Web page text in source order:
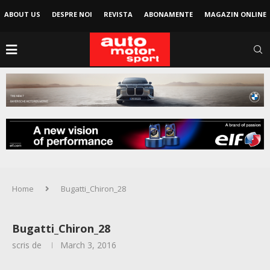
ABOUT US DESPRE NOI REVISTA ABONAMENTE MAGAZIN ONLINE
Home Bugatti_Chiron_28
Bugatti_Chiron_28
scris de March 3, 2016